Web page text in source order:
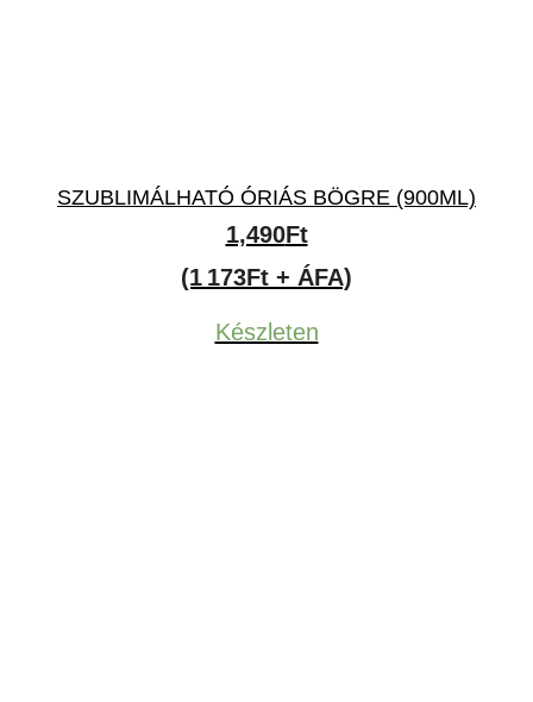
SZUBLIMÁLHATÓ ÓRIÁS BÖGRE (900ML)
1,490Ft
(1 173Ft + ÁFA)
Készleten